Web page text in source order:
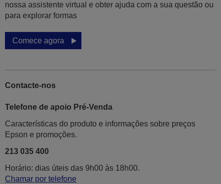
nossa assistente virtual e obter ajuda com a sua questão ou
para explorar formas
Comece agora
Contacte-nos
Telefone de apoio Pré-Venda
Características do produto e informações sobre preços
Epson e promoções.
213 035 400
Horário: dias úteis das 9h00 às 18h00.
Chamar por telefone